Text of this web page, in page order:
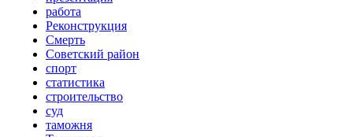
работа
Реконструкция
Смерть
Советский район
спорт
статистика
строительство
суд
таможня